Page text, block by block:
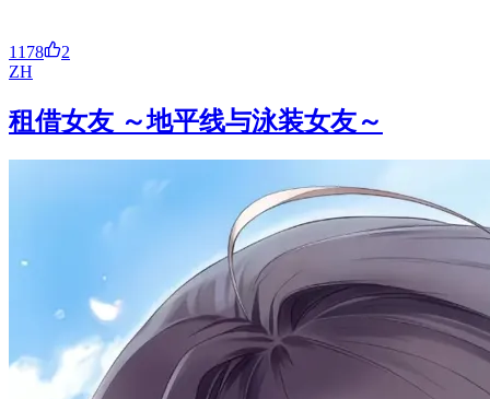
1178
2
ZH
租借女友 ～地平线与泳装女友～